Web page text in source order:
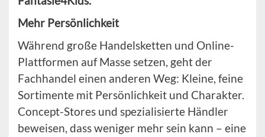
Mehr Persönlichkeit
Während große Handelsketten und Online-
Plattformen auf Masse setzen, geht der
Fachhandel einen anderen Weg: Kleine, feine
Sortimente mit Persönlichkeit und Charakter.
Concept-Stores und spezialisierte Händler
beweisen, dass weniger mehr sein kann – eine